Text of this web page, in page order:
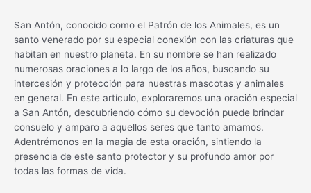
San Antón, conocido como el Patrón de los Animales, es un
santo venerado por su especial conexión con las criaturas que
habitan en nuestro planeta. En su nombre se han realizado
numerosas oraciones a lo largo de los años, buscando su
intercesión y protección para nuestras mascotas y animales
en general. En este artículo, exploraremos una oración especial
a San Antón, descubriendo cómo su devoción puede brindar
consuelo y amparo a aquellos seres que tanto amamos.
Adentrémonos en la magia de esta oración, sintiendo la
presencia de este santo protector y su profundo amor por
todas las formas de vida.